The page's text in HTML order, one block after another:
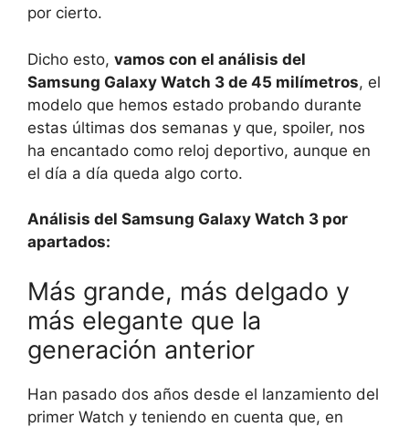
por cierto.
Dicho esto, vamos con el análisis del
Samsung Galaxy Watch 3 de 45 milímetros, el
modelo que hemos estado probando durante
estas últimas dos semanas y que, spoiler, nos
ha encantado como reloj deportivo, aunque en
el día a día queda algo corto.
Análisis del Samsung Galaxy Watch 3 por
apartados:
Más grande, más delgado y
más elegante que la
generación anterior
Han pasado dos años desde el lanzamiento del
primer Watch y teniendo en cuenta que, en